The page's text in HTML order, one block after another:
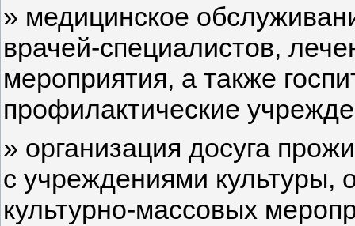
» медицинское
врачей-специалистов,
мероприятия, а также
профилактические
» организация досуга
с учреждениями культуры,
культурно-массовых